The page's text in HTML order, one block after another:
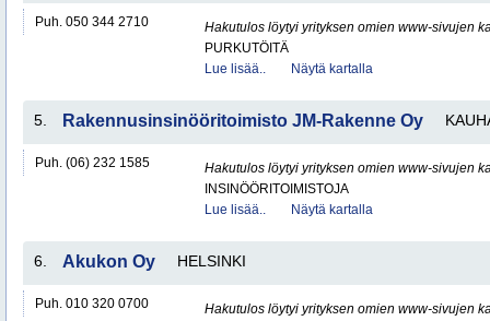
Puh. 050 344 2710
Hakutulos löytyi yrityksen omien www-sivujen
PURKUTÖITÄ
Lue lisää..
Näytä kartalla
5. Rakennusinsinööritoimisto JM-Rakenne Oy
Puh. (06) 232 1585
Hakutulos löytyi yrityksen omien www-sivujen
INSINÖÖRITOIMISTOJA
Lue lisää..
Näytä kartalla
6. Akukon Oy HELSINKI
Puh. 010 320 0700
Hakutulos löytyi yrityksen omien www-sivujen